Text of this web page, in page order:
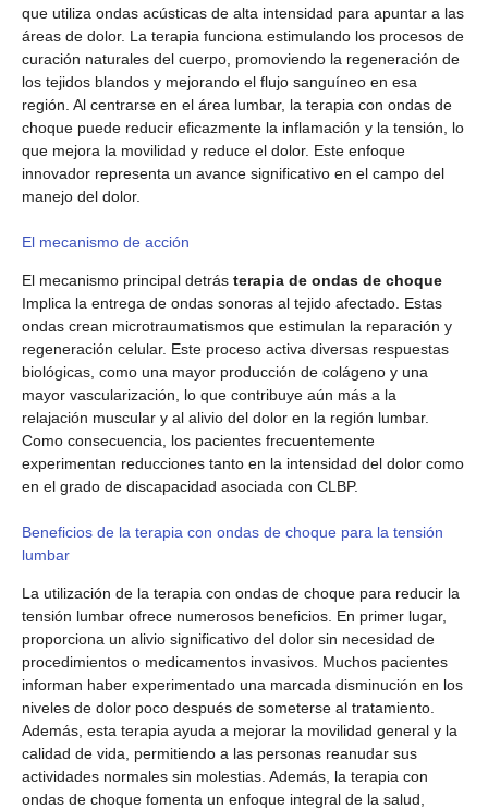
que utiliza ondas acústicas de alta intensidad para apuntar a las
áreas de dolor. La terapia funciona estimulando los procesos de
curación naturales del cuerpo, promoviendo la regeneración de
los tejidos blandos y mejorando el flujo sanguíneo en esa
región. Al centrarse en el área lumbar, la terapia con ondas de
choque puede reducir eficazmente la inflamación y la tensión, lo
que mejora la movilidad y reduce el dolor. Este enfoque
innovador representa un avance significativo en el campo del
manejo del dolor.
El mecanismo de acción
El mecanismo principal detrás terapia de ondas de choque
Implica la entrega de ondas sonoras al tejido afectado. Estas
ondas crean microtraumatismos que estimulan la reparación y
regeneración celular. Este proceso activa diversas respuestas
biológicas, como una mayor producción de colágeno y una
mayor vascularización, lo que contribuye aún más a la
relajación muscular y al alivio del dolor en la región lumbar.
Como consecuencia, los pacientes frecuentemente
experimentan reducciones tanto en la intensidad del dolor como
en el grado de discapacidad asociada con CLBP.
Beneficios de la terapia con ondas de choque para la tensión
lumbar
La utilización de la terapia con ondas de choque para reducir la
tensión lumbar ofrece numerosos beneficios. En primer lugar,
proporciona un alivio significativo del dolor sin necesidad de
procedimientos o medicamentos invasivos. Muchos pacientes
informan haber experimentado una marcada disminución en los
niveles de dolor poco después de someterse al tratamiento.
Además, esta terapia ayuda a mejorar la movilidad general y la
calidad de vida, permitiendo a las personas reanudar sus
actividades normales sin molestias. Además, la terapia con
ondas de choque fomenta un enfoque integral de la salud,